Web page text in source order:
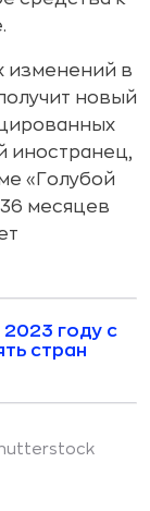
изменений в
новый
иностранец,
«Голубой
месяцев
году с
стран